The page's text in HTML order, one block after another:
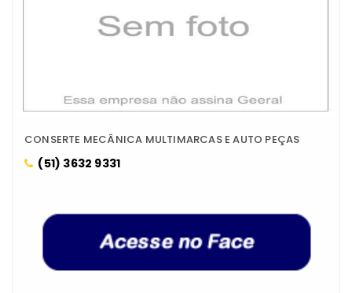
CONSERTE MECÂNICA MULTIMARCAS E AUTO PEÇAS
(51) 3632 9331